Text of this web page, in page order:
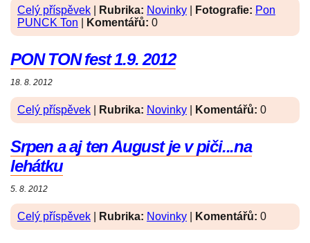
Celý příspěvek Rubrika: Novinky Fotografie: Pon
PUNCK Ton
Komentářů: 0
PON TON fest 1.9. 2012
18. 8. 2012
Celý příspěvek Rubrika: Novinky Komentářů: 0
Srpen a aj ten August je v piči...na
lehátku
5. 8. 2012
Celý příspěvek Rubrika: Novinky Komentářů: 0